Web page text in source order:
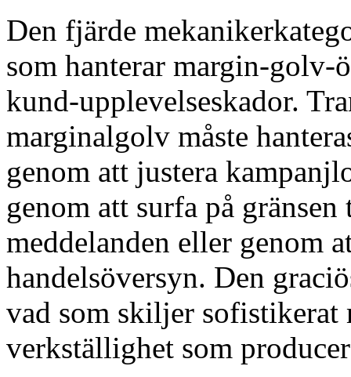
Den fjärde
som hanterar margin-golv-
kund-upplevelseskador.
marginalgolv måste
genom att justera
genom att surfa på
meddelanden eller genom
handelsöversyn. Den
vad som skiljer
verkställighet som